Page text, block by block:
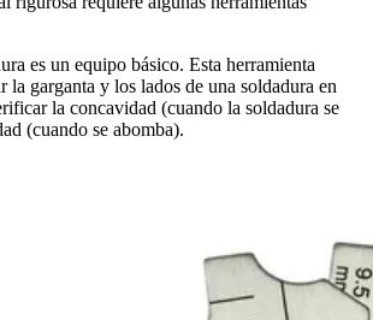
es un equipo básico. Esta herramienta
la garganta y los lados de una soldadura en
la concavidad (cuando la soldadura se
(cuando se abomba).